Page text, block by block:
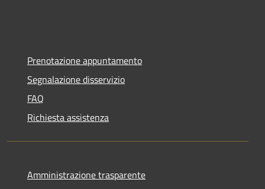
Prenotazione appuntamento
Segnalazione disservizio
FAQ
Richiesta assistenza
Amministrazione trasparente